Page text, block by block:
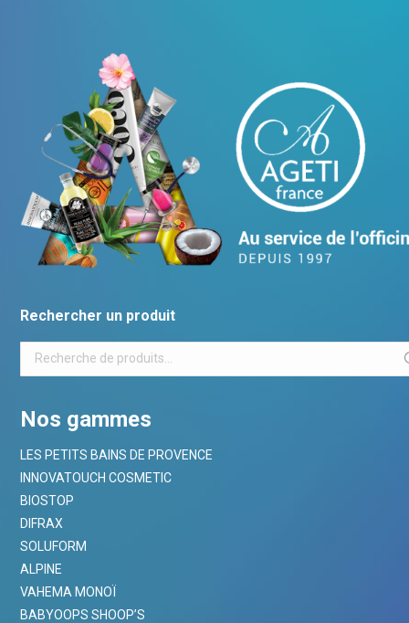
Rechercher un produit
Nos gammes
LES PETITS BAINS DE PROVENCE
INNOVATOUCH COSMETIC
BIOSTOP
DIFRAX
SOLUFORM
ALPINE
VAHEMA MONOÏ
BABYOOPS SHOOP’S